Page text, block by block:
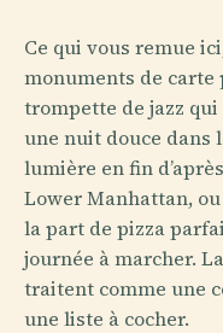
Ce qui vous remue
monuments de carte
trompette de jazz qui
une nuit douce dans
lumière en fin
Lower Manhattan,
la part de pizza
journée à marcher.
traitent comme une
une liste à cocher.